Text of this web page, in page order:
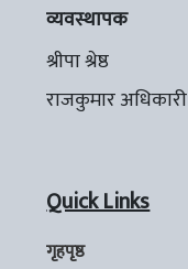
व्यवस्थापक
श्रीपा श्रेष्ठ
राजकुमार अधिकारी
Quick Links
गृहपृष्ठ